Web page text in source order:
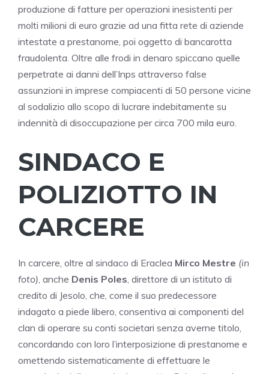
produzione di fatture per operazioni inesistenti per
molti milioni di euro grazie ad una fitta rete di aziende
intestate a prestanome, poi oggetto di bancarotta
fraudolenta. Oltre alle frodi in denaro spiccano quelle
perpetrate ai danni dell’Inps attraverso false
assunzioni in imprese compiacenti di 50 persone vicine
al sodalizio allo scopo di lucrare indebitamente su
indennità di disoccupazione per circa 700 mila euro.
SINDACO E
POLIZIOTTO IN
CARCERE
In carcere, oltre al sindaco di Eraclea Mirco Mestre (in
foto), anche Denis Poles, direttore di un istituto di
credito di Jesolo, che, come il suo predecessore
indagato a piede libero, consentiva ai componenti del
clan di operare su conti societari senza averne titolo,
concordando con loro l’interposizione di prestanome e
omettendo sistematicamente di effettuare le